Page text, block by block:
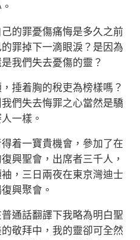
罪憂傷痛悔是多久之前
罪掉下一滴眼淚？是因為
我們失去憂傷的靈？
着胸的稅吏為榜樣嗎？
們失去悔罪之心當然是驕
一樣。
一寶貴機會，參加了在
興聖會，出席者三千人，
，三日兩夜在東京灣迪士
興聚會。
話翻譯下我略為明白聖
敬拜中，我的靈卻可全然